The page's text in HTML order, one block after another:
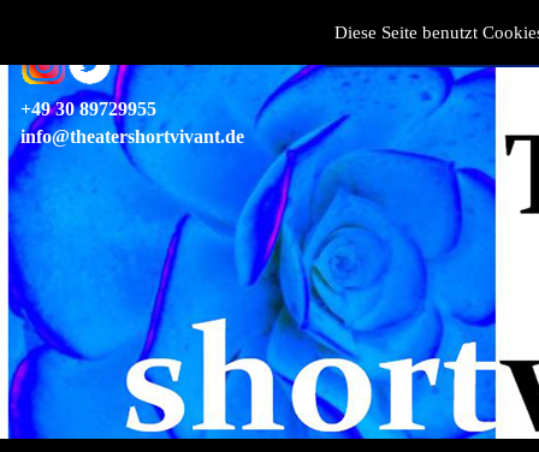
Diese Seite benutzt
+49 30 89729955
info@theatershortvivant.de
Theater